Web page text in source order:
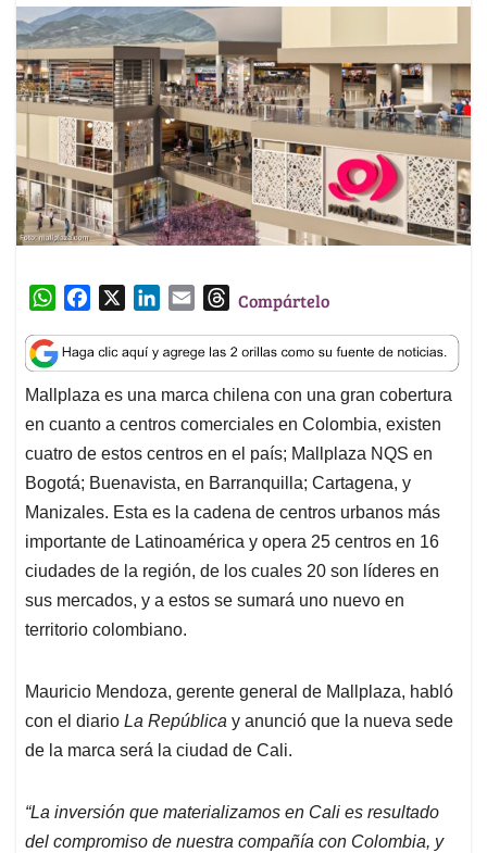
W
a
t
s
A
p
p
c
e
b
o
o
k
n
k
e
d
I
n
a
i
l
T
r
e
a
d
s
Compártelo
Mallplaza es una marca chilena con una gran cobertura
en cuanto a centros comerciales en Colombia, existen
cuatro de estos centros en el país; Mallplaza NQS en
Bogotá; Buenavista, en Barranquilla; Cartagena, y
Manizales. Esta es la cadena de centros urbanos más
importante de Latinoamérica y opera 25 centros en 16
ciudades de la región, de los cuales 20 son líderes en
sus mercados, y a estos se sumará uno nuevo en
territorio colombiano.
Mauricio Mendoza, gerente general de Mallplaza, habló
con el diario La República y anunció que la nueva sede
de la marca será la ciudad de Cali.
“La inversión que materializamos en Cali es resultado
del compromiso de nuestra compañía con Colombia, y